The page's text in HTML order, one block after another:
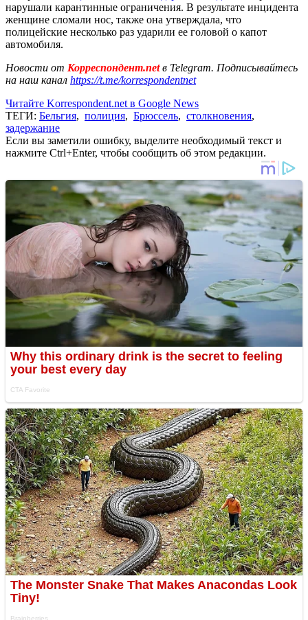
нарушали карантинные ограничения. В результате инцидента
женщине сломали нос, также она утверждала, что
полицейские несколько раз ударили ее головой о капот
автомобиля.
Новости от Корреспондент.netв Telegram. Подписывайтесь
на наш канал https://t.me/korrespondentnet
Читайте Korrespondent.net в Google News
ТЕГИ: Бельгия, полиция, Брюссель, столкновения,
задержание
Если вы заметили ошибку, выделите необходимый текст и
нажмите Ctrl+Enter, чтобы сообщить об этом редакции.